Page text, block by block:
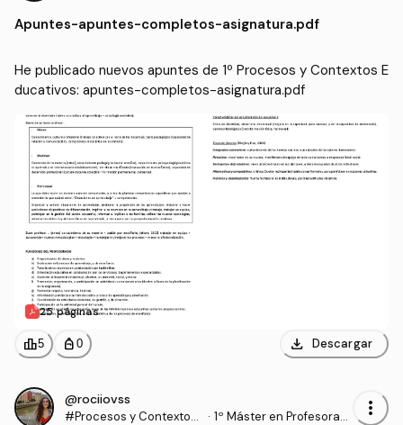
aria Obligatoria y Bachill
onal y Enseñanzas de Idi
Apuntes-apuntes-completos-asignatura.pdf
He publicado nuevos apuntes de 1º Procesos y Contextos E
ducativos: apuntes-completos-asignatura.pdf
25 páginas
leaderboard5 personal_bag 0 download Descargar
@rociiovss
#Procesos y Contextos
· 1º Máster en Profesorad
more_vert